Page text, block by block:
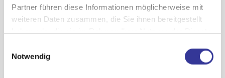
Partner führen diese Informationen möglicherweise mit
weiteren Daten zusammen, die Sie ihnen bereitgestellt
Datenschutzerklärung
Notwendig
Jona:S //